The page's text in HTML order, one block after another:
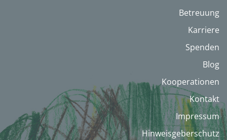
Betreuung
Karriere
Spenden
Blog
Kooperationen
Kontakt
Impressum
Hinweisgeberschutz